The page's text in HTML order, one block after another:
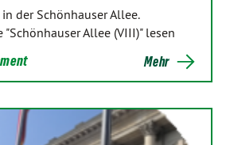
der Schönhauser Allee.
Allee (VIII)" lesen
Mehr